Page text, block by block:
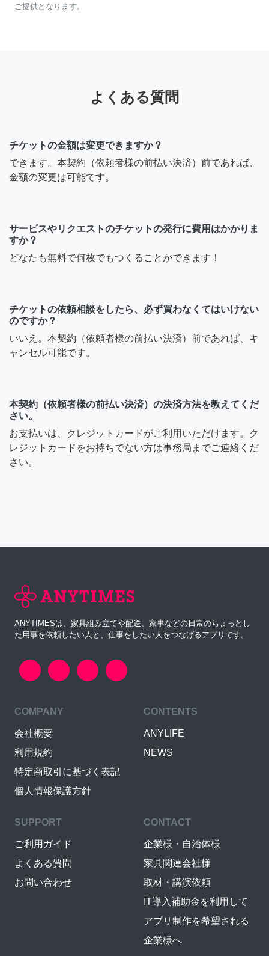
ご提供となります。
よくある質問
チケットの金額は変更できますか？
できます。本契約（依頼者様の前払い決済）前であれば、
金額の変更は可能です。
サービスやリクエストのチケットの発行に費用はかかりま
すか？
どなたも無料で何枚でもつくることができます！
チケットの依頼相談をしたら、必ず買わなくてはいけない
のですか？
いいえ。本契約（依頼者様の前払い決済）前であれば、キ
ャンセル可能です。
本契約（依頼者様の前払い決済）の決済方法を教えてくだ
さい。
お支払いは、クレジットカードがご利用いただけます。ク
レジットカードをお持ちでない方は事務局までご連絡くだ
さい。
ANYTIMESは、家具組み立てや配送、家事などの日常のちょっとし
た用事を依頼したい人と、仕事をしたい人をつなげるアプリです。
COMPANY
会社概要
利用規約
特定商取引に基づく表記
個人情報保護方針
CONTENTS
ANYLIFE
NEWS
SUPPORT
ご利用ガイド
よくある質問
お問い合わせ
CONTACT
企業様・自治体様
家具関連会社様
取材・講演依頼
IT導入補助金を利用して
アプリ制作を希望される
企業様へ